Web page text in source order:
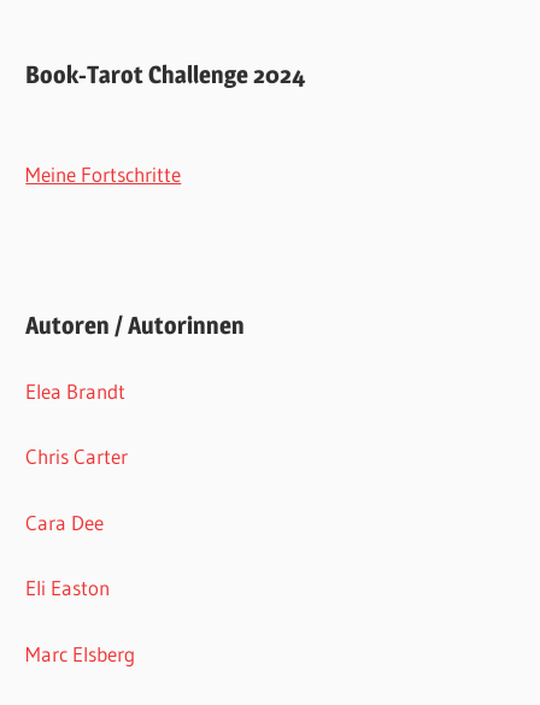
Book-Tarot Challenge 2024
Meine Fortschritte
Autoren / Autorinnen
Elea Brandt
Chris Carter
Cara Dee
Eli Easton
Marc Elsberg